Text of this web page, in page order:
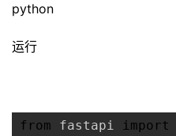
python
运行
from fastapi import